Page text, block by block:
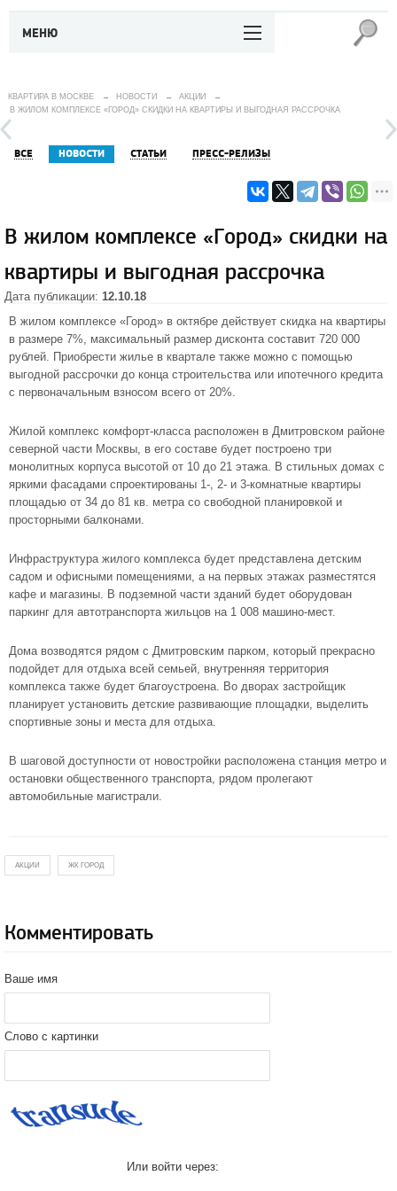
МЕНЮ
КВАРТИРА В МОСКВЕ → НОВОСТИ → АКЦИИ
→
В ЖИЛОМ КОМПЛЕКСЕ «ГОРОД» СКИДКИ НА КВАРТИРЫ И ВЫГОДНАЯ РАССРОЧКА
ВСЕ НОВОСТИ СТАТЬИ ПРЕСС-РЕЛИЗЫ
В жилом комплексе «Город» скидки на
квартиры и выгодная рассрочка
Дата публикации: 12.10.18
В жилом комплексе «Город» в октябре действует скидка на квартиры
в размере 7%, максимальный размер дисконта составит 720 000
рублей. Приобрести жилье в квартале также можно с помощью
выгодной рассрочки до конца строительства или ипотечного кредита
с первоначальным взносом всего от 20%.
Жилой комплекс комфорт-класса расположен в Дмитровском районе
северной части Москвы, в его составе будет построено три
монолитных корпуса высотой от 10 до 21 этажа. В стильных домах с
яркими фасадами спроектированы 1-, 2- и 3-комнатные квартиры
площадью от 34 до 81 кв. метра со свободной планировкой и
просторными балконами.
Инфраструктура жилого комплекса будет представлена детским
садом и офисными помещениями, а на первых этажах разместятся
кафе и магазины. В подземной части зданий будет оборудован
паркинг для автотранспорта жильцов на 1 008 машино-мест.
Дома возводятся рядом с Дмитровским парком, который прекрасно
подойдет для отдыха всей семьей, внутренняя территория
комплекса также будет благоустроена. Во дворах застройщик
планирует установить детские развивающие площадки, выделить
спортивные зоны и места для отдыха.
В шаговой доступности от новостройки расположена станция метро и
остановки общественного транспорта, рядом пролегают
автомобильные магистрали.
АКЦИИ ЖК ГОРОД
Комментировать
Ваше имя
Слово с картинки
Или войти через: